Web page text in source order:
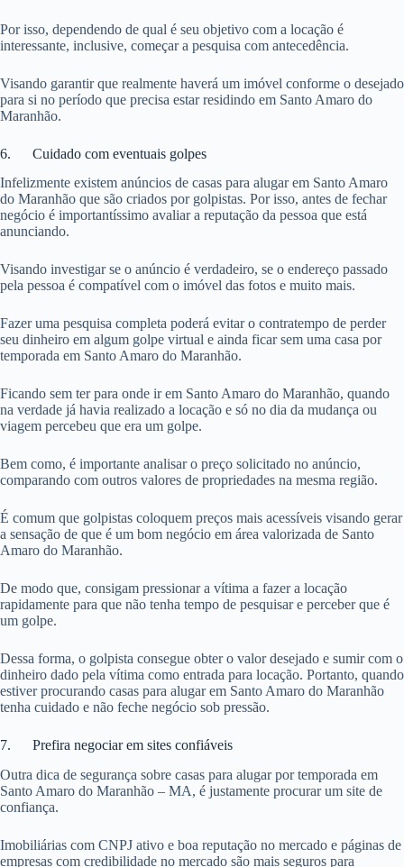
Por isso, dependendo de qual é seu objetivo com a locação é
interessante, inclusive, começar a pesquisa com antecedência.
Visando garantir que realmente haverá um imóvel conforme o desejado
para si no período que precisa estar residindo em Santo Amaro do
Maranhão.
6. Cuidado com eventuais golpes
Infelizmente existem anúncios de casas para alugar em Santo Amaro
do Maranhão que são criados por golpistas. Por isso, antes de fechar
negócio é importantíssimo avaliar a reputação da pessoa que está
anunciando.
Visando investigar se o anúncio é verdadeiro, se o endereço passado
pela pessoa é compatível com o imóvel das fotos e muito mais.
Fazer uma pesquisa completa poderá evitar o contratempo de perder
seu dinheiro em algum golpe virtual e ainda ficar sem uma casa por
temporada em Santo Amaro do Maranhão.
Ficando sem ter para onde ir em Santo Amaro do Maranhão, quando
na verdade já havia realizado a locação e só no dia da mudança ou
viagem percebeu que era um golpe.
Bem como, é importante analisar o preço solicitado no anúncio,
comparando com outros valores de propriedades na mesma região.
É comum que golpistas coloquem preços mais acessíveis visando gerar
a sensação de que é um bom negócio em área valorizada de Santo
Amaro do Maranhão.
De modo que, consigam pressionar a vítima a fazer a locação
rapidamente para que não tenha tempo de pesquisar e perceber que é
um golpe.
Dessa forma, o golpista consegue obter o valor desejado e sumir com o
dinheiro dado pela vítima como entrada para locação. Portanto, quando
estiver procurando casas para alugar em Santo Amaro do Maranhão
tenha cuidado e não feche negócio sob pressão.
7. Prefira negociar em sites confiáveis
Outra dica de segurança sobre casas para alugar por temporada em
Santo Amaro do Maranhão – MA, é justamente procurar um site de
confiança.
Imobiliárias com CNPJ ativo e boa reputação no mercado e páginas de
empresas com credibilidade no mercado são mais seguros para